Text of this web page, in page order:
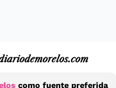
como fuente preferida